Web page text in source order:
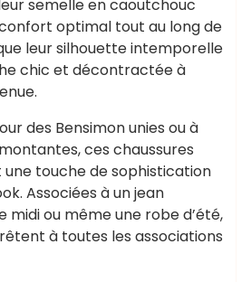
semelle en caoutchouc
optimal tout au long de
leur silhouette intemporelle
chic et décontractée à
des Bensimon unies ou à
ces chaussures
une touche de sophistication
Associées à un jean
midi ou même une robe d’été,
à toutes les associations